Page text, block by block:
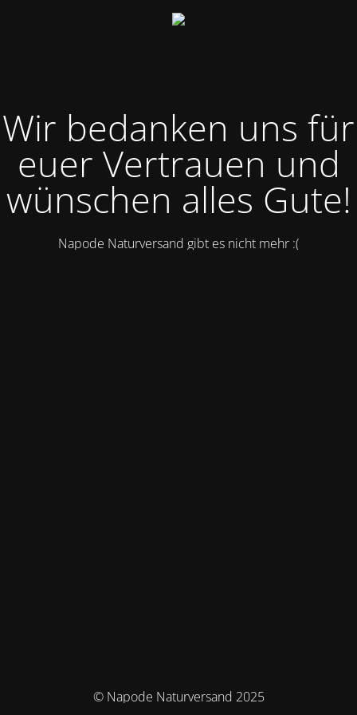
Wir bedanken uns für
euer Vertrauen und
wünschen alles Gute!
Napode Naturversand gibt es nicht mehr :(
© Napode Naturversand 2025